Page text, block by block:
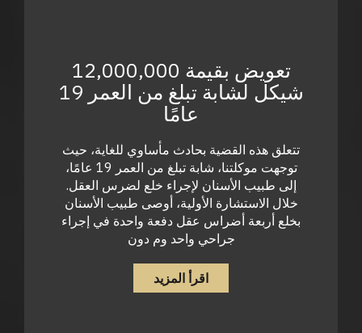
تعويض بقيمة 12,000,000
شيكل لشابة تبلغ من العمر 19
عامًا
تتعلق هذه القضية بحادث مأساوي للغاية، حيث
توجهت موكلتنا، شابة تبلغ من العمر 19 عامًا،
إلى طبيب الأسنان لإجراء خلع لضرس العقل.
خلال الاستشارة الأولية، أوصى طبيب الأسنان
بخلع أربعة أضراس عقل دفعة واحدة في إجراء
جراحي واحد وم دون
اقرأ المزيد